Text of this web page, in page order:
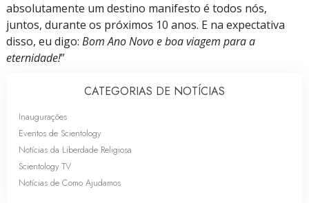
absolutamente um destino manifesto é todos nós,
juntos, durante os próximos 10 anos. E na expectativa
disso, eu digo: Bom Ano Novo e boa viagem para a
eternidade!”
CATEGORIAS DE NOTÍCIAS
Inaugurações
Eventos de Scientology
Notícias da Liberdade Religiosa
Scientology TV
Notícias de Como Ajudamos